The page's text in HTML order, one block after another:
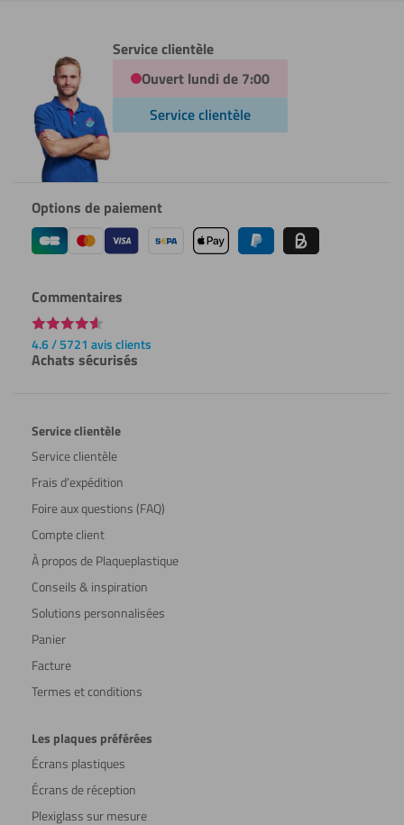
Service clientèle
Ouvert lundi de 7:00
Service clientèle
Options de paiement
Commentaires
4.6 / 5721 avis clients
Achats sécurisés
Service clientèle
Service clientèle
Frais d’expédition
Foire aux questions (FAQ)
Compte client
À propos de Plaqueplastique
Conseils & inspiration
Solutions personnalisées
Panier
Facture
Termes et conditions
Les plaques préférées
Écrans plastiques
Écrans de réception
Plexiglass sur mesure